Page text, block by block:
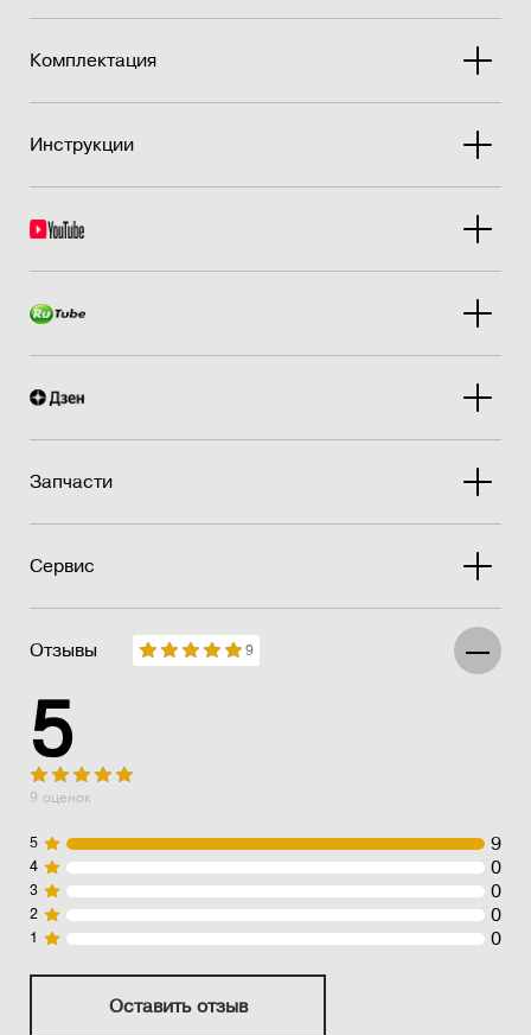
Комплектация
Инструкции
Запчасти
Сервис
Отзывы 9
5
9 оценок
5 9
4 0
3 0
2 0
1 0
Оставить отзыв